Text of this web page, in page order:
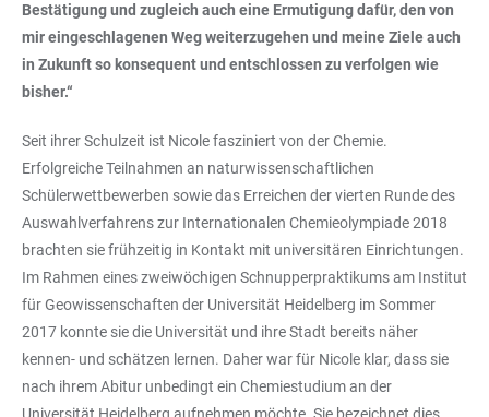
Bestätigung und zugleich auch eine Ermutigung dafür, den von
mir eingeschlagenen Weg weiterzugehen und meine Ziele auch
in Zukunft so konsequent und entschlossen zu verfolgen wie
bisher.“
Seit ihrer Schulzeit ist Nicole fasziniert von der Chemie.
Erfolgreiche Teilnahmen an naturwissenschaftlichen
Schülerwettbewerben sowie das Erreichen der vierten Runde des
Auswahlverfahrens zur Internationalen Chemieolympiade 2018
brachten sie frühzeitig in Kontakt mit universitären Einrichtungen.
Im Rahmen eines zweiwöchigen Schnupperpraktikums am Institut
für Geowissenschaften der Universität Heidelberg im Sommer
2017 konnte sie die Universität und ihre Stadt bereits näher
kennen- und schätzen lernen. Daher war für Nicole klar, dass sie
nach ihrem Abitur unbedingt ein Chemiestudium an der